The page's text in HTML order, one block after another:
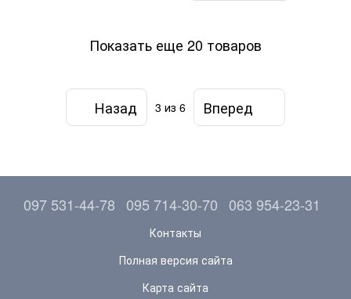
Показать еще 20 товаров
Назад 3 из 6 Вперед
097 531-44-78 095 714-30-70 063 954-23-31
Контакты
Полная версия сайта
Карта сайта